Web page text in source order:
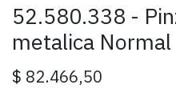
52.580.338 -
metalica Normal
$ 82.466,50